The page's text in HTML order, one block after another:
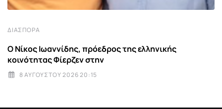
ΔΙΑΣΠΟΡΆ
Ο Νίκος Ιωαννίδης, πρόεδρος της ελληνικής
κοινότητας Φίερζεν στην
8 ΑΥΓΟΎΣΤΟΥ 2026 20:15